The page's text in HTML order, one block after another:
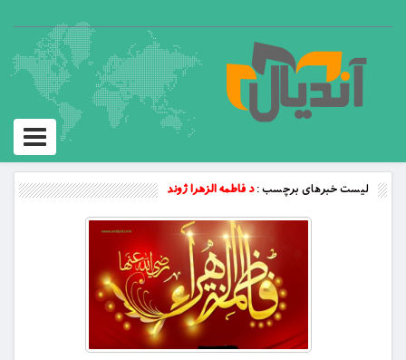
Toggle
لیست خبرهای برچسب :د فاطمه الزهرا ژوند